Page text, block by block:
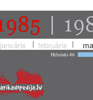
janvāris februāris
Helsinki-86